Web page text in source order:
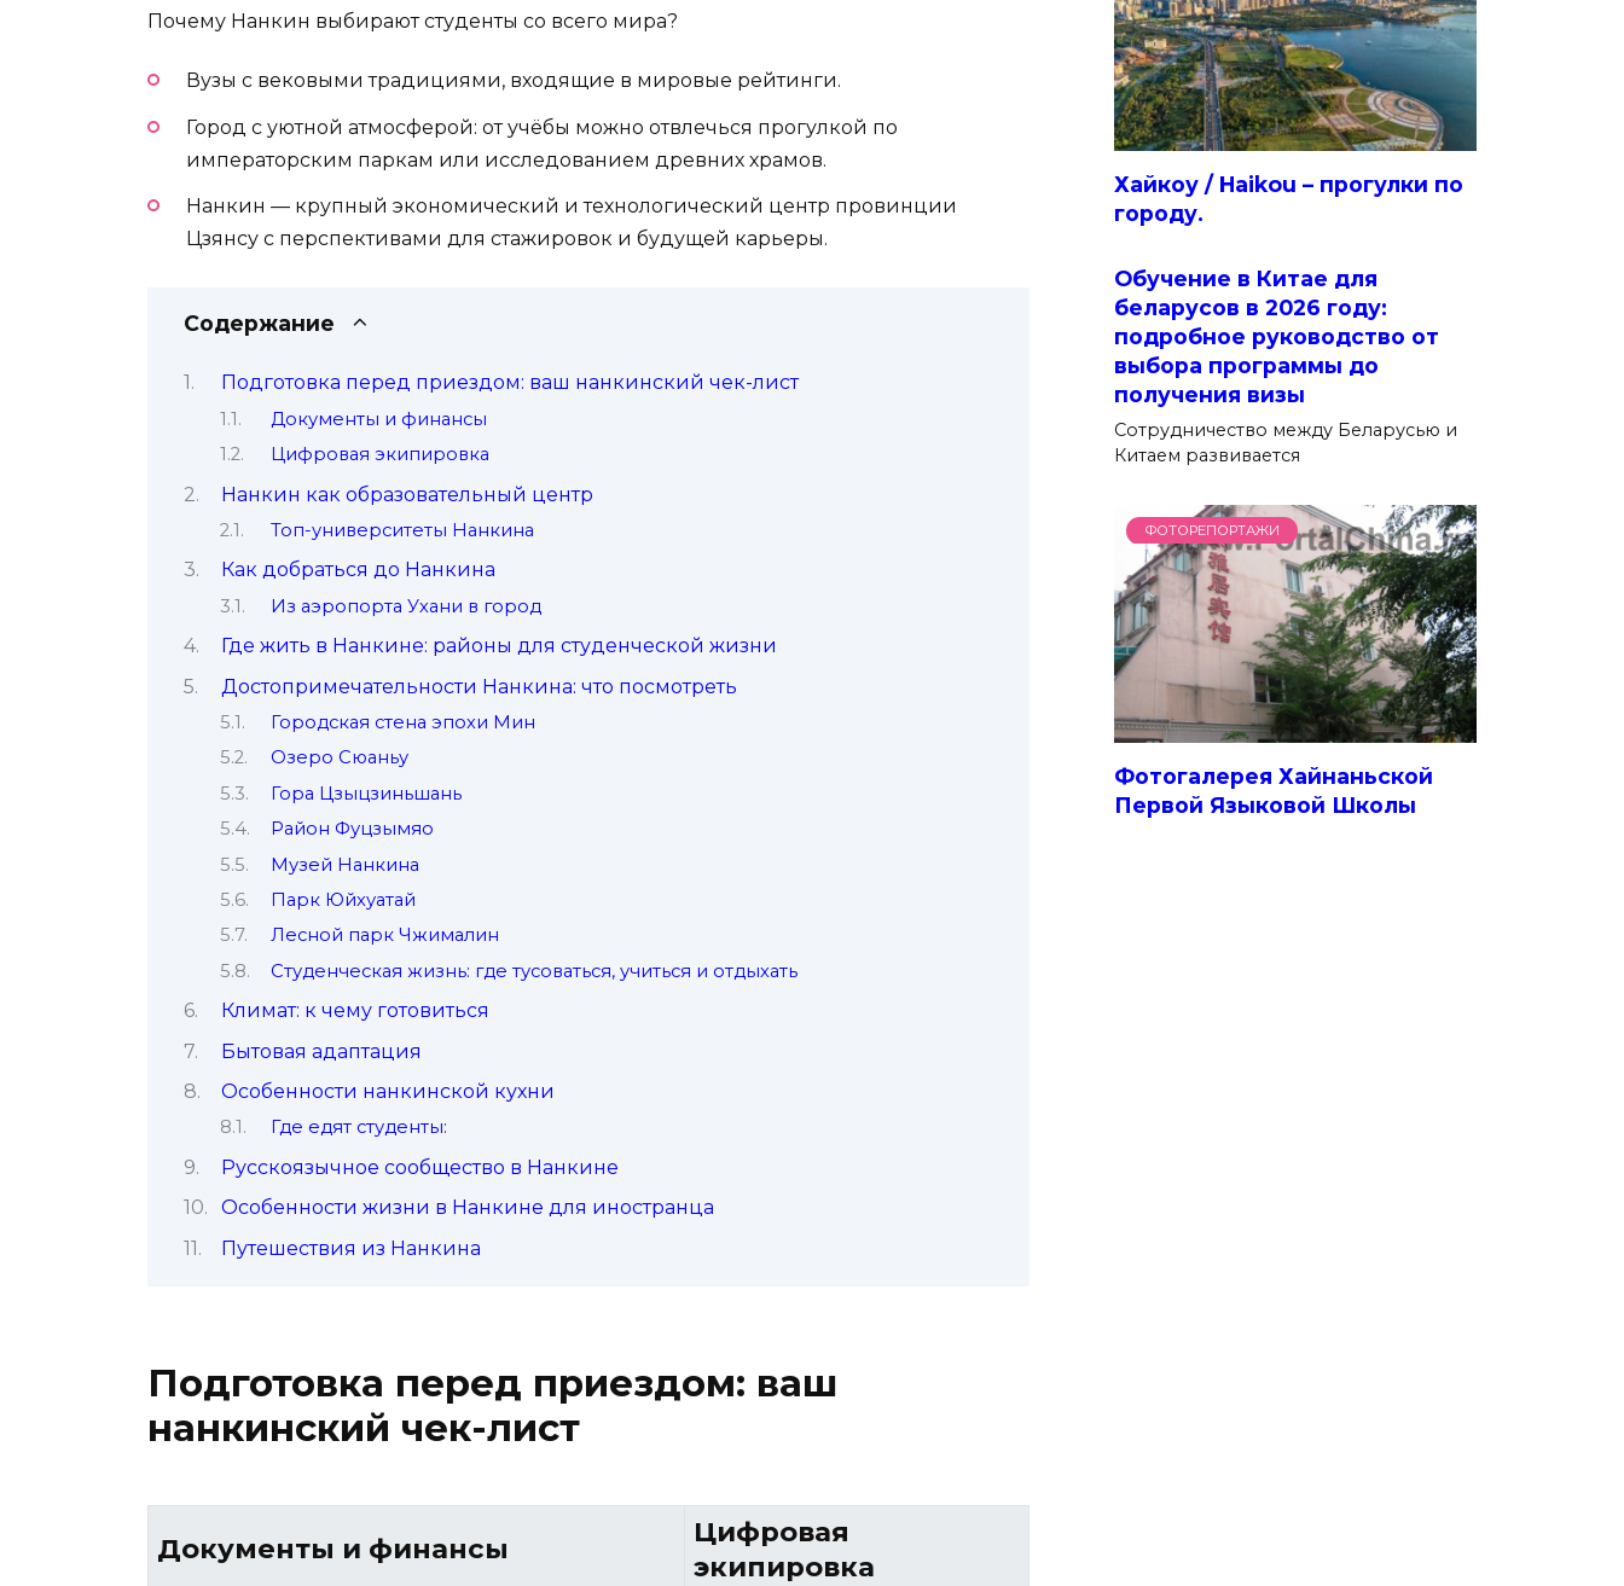
Почему Нанкин выбирают студенты со всего мира?
Вузы с вековыми традициями, входящие в мировые рейтинги.
Город с уютной атмосферой: от учёбы можно отвлечься прогулкой по
императорским паркам или исследованием древних храмов.
Нанкин — крупный экономический и технологический центр провинции
Цзянсу с перспективами для стажировок и будущей карьеры.
Содержание
Подготовка перед приездом: ваш нанкинский чек-лист
Документы и финансы
Цифровая экипировка
Нанкин как образовательный центр
Топ-университеты Нанкина
Как добраться до Нанкина
Из аэропорта Ухани в город
Где жить в Нанкине: районы для студенческой жизни
Достопримечательности Нанкина: что посмотреть
Городская стена эпохи Мин
Озеро Сюаньу
Гора Цзыцзиньшань
Район Фуцзымяо
Музей Нанкина
Парк Юйхуатай
Лесной парк Чжималин
Студенческая жизнь: где тусоваться, учиться и отдыхать
Климат: к чему готовиться
Бытовая адаптация
Особенности нанкинской кухни
Где едят студенты:
Русскоязычное сообщество в Нанкине
Особенности жизни в Нанкине для иностранца
Путешествия из Нанкина
Подготовка перед приездом: ваш
нанкинский чек-лист
Документы и финансы
Цифровая
экипировка
Хайкоу / Haikou – прогулки по
городу.
Обучение в Китае для
беларусов в 2026 году:
подробное руководство от
выбора программы до
получения визы
Сотрудничество между Беларусью и
Китаем развивается
ФОТОРЕПОРТАЖИ
Фотогалерея Хайнаньской
Первой Языковой Школы